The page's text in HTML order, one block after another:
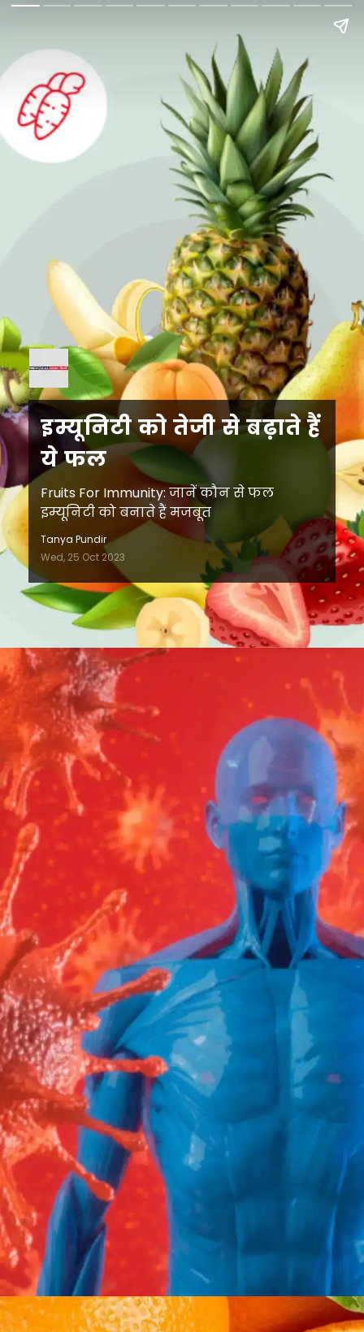
इम्यूनिटी को तेजी से बढ़ाते हैं
ये फल
Fruits For Immunity: जानें कौन से फल
इम्यूनिटी को बनाते हैं मजबूत
Tanya Pundir
Wed, 25 Oct 2023